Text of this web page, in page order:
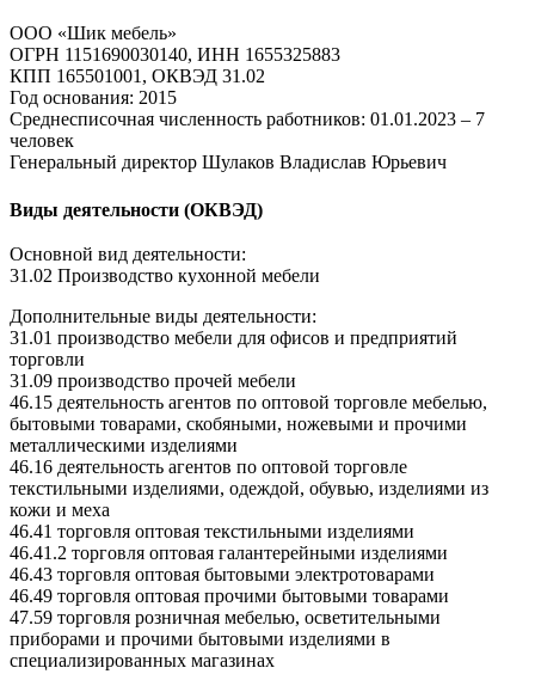
ООО «Шик мебель»
ОГРН 1151690030140, ИНН 1655325883
КПП 165501001, ОКВЭД 31.02
Год основания: 2015
Среднесписочная численность работников: 01.01.2023 – 7
человек
Генеральный директор Шулаков Владислав Юрьевич
Виды деятельности (ОКВЭД)
Основной вид деятельности:
31.02 Производство кухонной мебели
Дополнительные виды деятельности:
31.01 производство мебели для офисов и предприятий
торговли
31.09 производство прочей мебели
46.15 деятельность агентов по оптовой торговле мебелью,
бытовыми товарами, скобяными, ножевыми и прочими
металлическими изделиями
46.16 деятельность агентов по оптовой торговле
текстильными изделиями, одеждой, обувью, изделиями из
кожи и меха
46.41 торговля оптовая текстильными изделиями
46.41.2 торговля оптовая галантерейными изделиями
46.43 торговля оптовая бытовыми электротоварами
46.49 торговля оптовая прочими бытовыми товарами
47.59 торговля розничная мебелью, осветительными
приборами и прочими бытовыми изделиями в
специализированных магазинах